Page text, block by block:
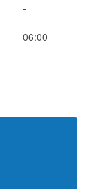
-
06:00